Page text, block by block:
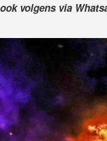
volgens via